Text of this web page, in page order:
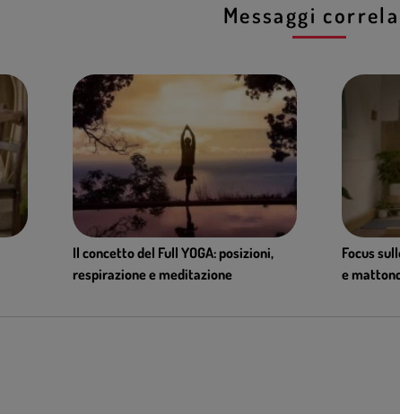
Messaggi
Il concetto del Full YOGA: posizioni,
respirazione e meditazione
Focus
e